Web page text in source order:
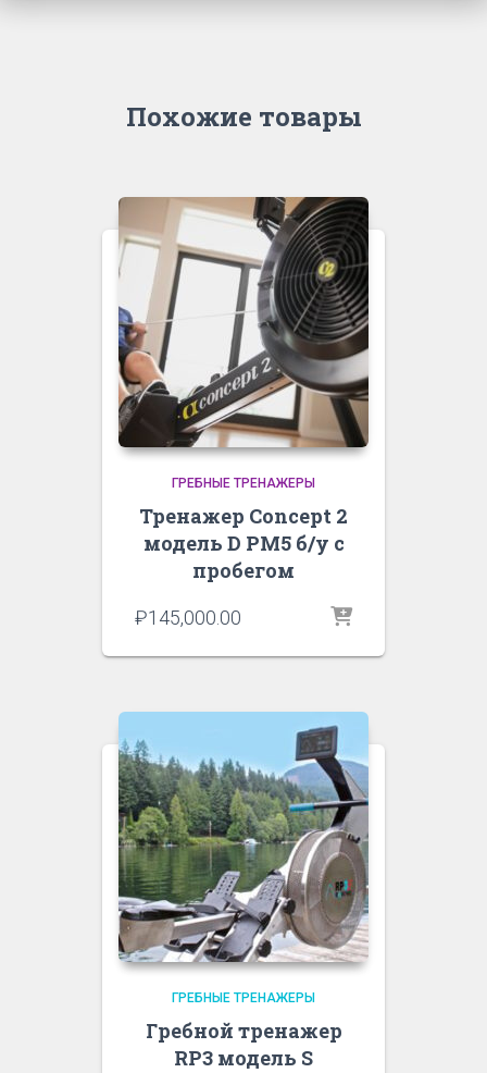
Похожие товары
ГРЕБНЫЕ ТРЕНАЖЕРЫ
Тренажер Concept 2
модель D PM5 б/у с
пробегом
₽145,000.00
ГРЕБНЫЕ ТРЕНАЖЕРЫ
Гребной тренажер
RP3 модель S